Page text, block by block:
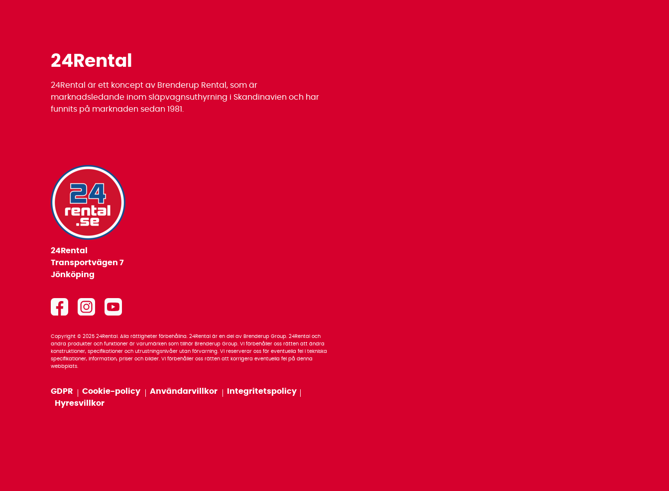
24Rental
24Rental är ett koncept av Brenderup Rental, som är
marknadsledande inom släpvagnsuthyrning i Skandinavien och har
funnits på marknaden sedan 1981.
24Rental
Transportvägen 7
Jönköping
Copyright © 2025 24Rental. Alla rättigheter förbehållna. 24Rental är en del av Brenderup Group. 24Rental och
andra produkter och funktioner är varumärken som tillhör Brenderup Group. Vi förbehåller oss rätten att ändra
konstruktioner, specifikationer och utrustningsnivåer utan förvarning. Vi reserverar oss för eventuella fel i tekniska
specifikationer, information, priser och bilder. Vi förbehåller oss rätten att korrigera eventuella fel på denna
webbplats.
GDPR Cookie-policy Användarvillkor
Integritetspolicy
Hyresvillkor